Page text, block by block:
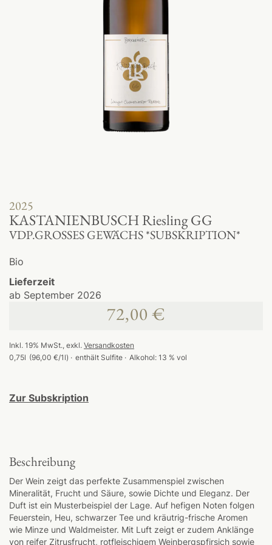
2025
KASTANIENBUSCH Riesling GG
VDP.GROSSES GEWÄCHS *SUBSKRIPTION*
Bio
Lieferzeit
ab September 2026
72,00 €
Inkl. 19% MwSt., exkl. Versandkosten
0,75l (96,00 €/1l) enthält Sulfite Alkohol: 13 % vol
Zur Subskription
Beschreibung
Der Wein zeigt das perfekte Zusammenspiel zwischen
Mineralität, Frucht und Säure, sowie Dichte und Eleganz. Der
Duft ist ein Musterbeispiel der Lage. Auf hefigen Noten folgen
Feuerstein, Heu, schwarzer Tee und kräutrig-frische Aromen
wie Minze und Waldmeister. Mit Luft zeigt er zudem Anklänge
von reifer Zitrusfrucht, rotfleischigem Weinbergspfirsich sowie